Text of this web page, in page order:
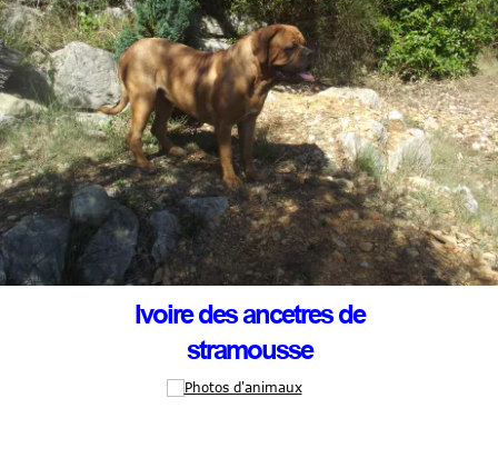
Ivoire des ancetres de
stramousse